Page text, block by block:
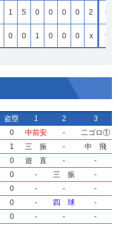
1 5 0 0 0 0 2 8
0 0 1 0 0 0 x 9
1 5 0 0 0 0 2 8
0 0 1 0 0 0 x 9
1 5 0 0 0 0 2 8
0 0 1 0 0 0 x 9
1 5 0 0 0 0 2 8
0 0 1 0 0 0 x 9
盗塁 1 2
3
0 中前安 - 二ゴロ①
1 三 振 - 中 飛
0 遊 直 - -
0 - 三 振
-
0 - -
-
0 - 四 球
-
0 - -
-
盗塁 1 2
3
0 中前安 - 二ゴロ①
1 三 振 - 中 飛
0 遊 直 - -
0 - 三 振
-
0 - -
-
0 - 四 球
-
0 - -
-
盗塁 1 2
3
0 中前安 - 二ゴロ①
1 三 振 - 中 飛
0 遊 直 - -
0 - 三 振
-
0 - -
-
0 - 四 球
-
0 - -
-
盗塁 1 2
3
0 中前安 - 二ゴロ①
1 三 振 - 中 飛
0 遊 直 - -
0 - 三 振
-
0 - -
-
0 - 四 球
-
0 - -
-